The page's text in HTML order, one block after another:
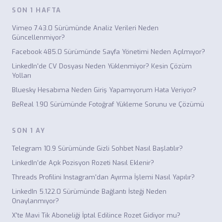
SON 1 HAFTA
Vimeo 7.43.0 Sürümünde Analiz Verileri Neden
Güncellenmiyor?
Facebook 485.0 Sürümünde Sayfa Yönetimi Neden Açılmıyor?
LinkedIn'de CV Dosyası Neden Yüklenmiyor? Kesin Çözüm
Yolları
Bluesky Hesabıma Neden Giriş Yapamıyorum Hata Veriyor?
BeReal 1.90 Sürümünde Fotoğraf Yükleme Sorunu ve Çözümü
SON 1 AY
Telegram 10.9 Sürümünde Gizli Sohbet Nasıl Başlatılır?
LinkedIn'de Açık Pozisyon Rozeti Nasıl Eklenir?
Threads Profilini Instagram'dan Ayırma İşlemi Nasıl Yapılır?
LinkedIn 5.122.0 Sürümünde Bağlantı İsteği Neden
Onaylanmıyor?
X'te Mavi Tik Aboneliği İptal Edilince Rozet Gidiyor mu?